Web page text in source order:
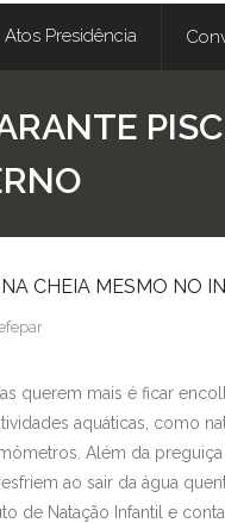
Atos Presidência
CHEIA MESMO NO
querem mais é ficar
aquáticas, como
Além da
ao sair da água
de Natação Infantil e